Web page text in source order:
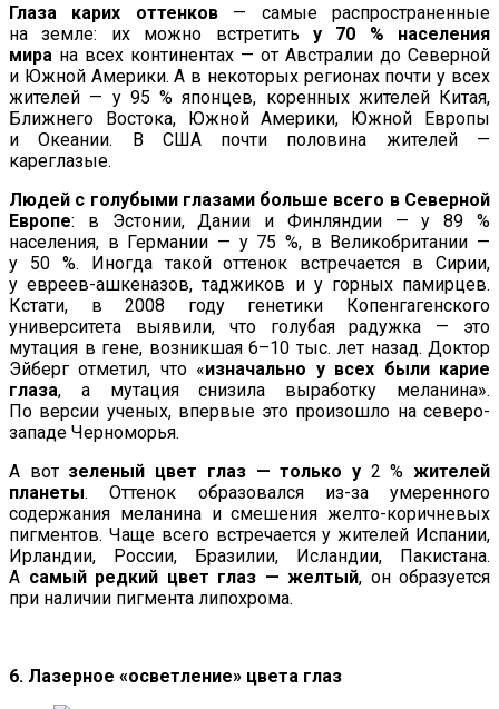
Глаза карих оттенков— самые распространенные
на земле: их можно встретить у 70 % населения
мира на всех континентах — от Австралии до Северной
и Южной Америки. А в некоторых регионах почти у всех
жителей — у 95 % японцев, коренных жителей Китая,
Ближнего Востока, Южной Америки, Южной Европы
и Океании. В США почти половина жителей —
кареглазые.
Людей с голубыми глазами больше всего в Северной
Европе: в Эстонии, Дании и Финляндии — у 89 %
населения, в Германии — у 75 %, в Великобритании —
у 50 %. Иногда такой оттенок встречается в Сирии,
у евреев-ашкеназов, таджиков и у горных памирцев.
Кстати, в 2008 году генетики Копенгагенского
университета выявили, что голубая радужка — это
мутация в гене, возникшая 6–10 тыс. лет назад. Доктор
Эйберг отметил, что «изначально у всех были карие
глаза, а мутация снизила выработку меланина».
По версии ученых, впервые это произошло на северо-
западе Черноморья.
А вот зеленый цвет глаз — только у2 % жителей
планеты. Оттенок образовался из-за умеренного
содержания меланина и смешения желто-коричневых
пигментов. Чаще всего встречается у жителей Испании,
Ирландии, России, Бразилии, Исландии, Пакистана.
А самый редкий цвет глаз — желтый, он образуется
при наличии пигмента липохрома.
6. Лазерное «осветление» цвета глаз